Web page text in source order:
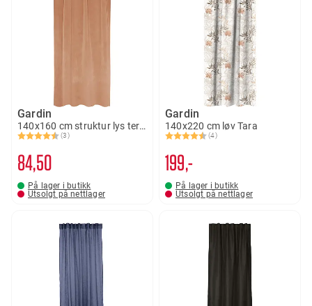
Gardin
140x160 cm struktur lys terracotta Vilde
Karakter:
(3)
4.7 av 5 mulige
8450
På lager i butikk
Utsolgt på nettlager
Gardin
140x220 cm løv Tara
Karakter:
(4)
4.5 av 5 mulige
199,-
På lager i butikk
Utsolgt på nettlager